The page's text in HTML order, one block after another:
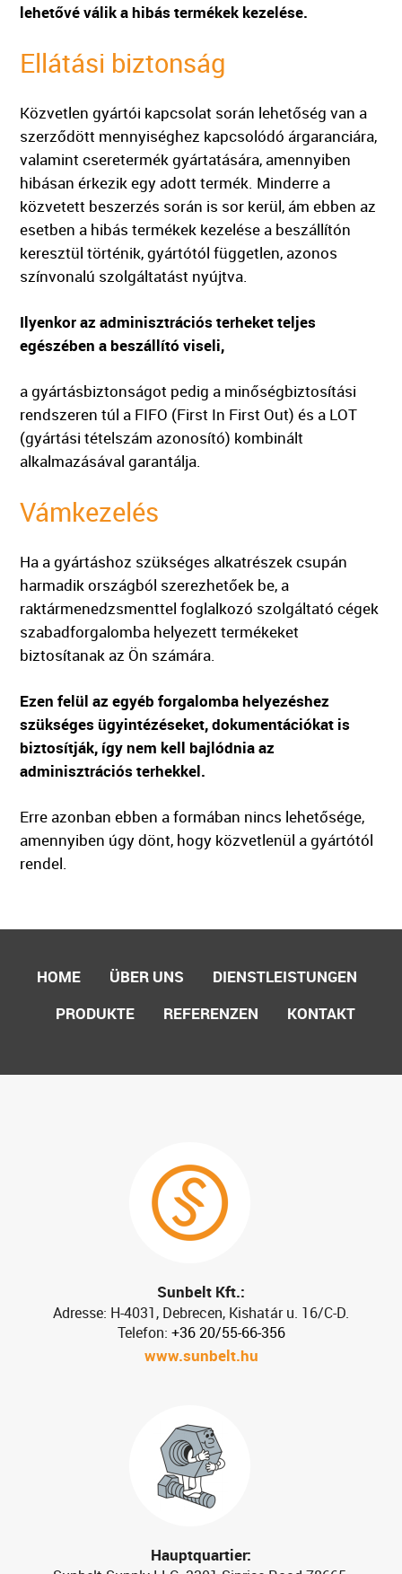
lehetővé válik a hibás termékek kezelése.
Ellátási biztonság
Közvetlen gyártói kapcsolat során lehetőség van a
szerződött mennyiséghez kapcsolódó árgaranciára,
valamint cseretermék gyártatására, amennyiben
hibásan érkezik egy adott termék. Minderre a
közvetett beszerzés során is sor kerül, ám ebben az
esetben a hibás termékek kezelése a beszállítón
keresztül történik, gyártótól független, azonos
színvonalú szolgáltatást nyújtva.
Ilyenkor az adminisztrációs terheket teljes
egészében a beszállító viseli,
a gyártásbiztonságot pedig a minőségbiztosítási
rendszeren túl a FIFO (First In First Out) és a LOT
(gyártási tételszám azonosító) kombinált
alkalmazásával garantálja.
Vámkezelés
Ha a gyártáshoz szükséges alkatrészek csupán
harmadik országból szerezhetőek be, a
raktármenedzsmenttel foglalkozó szolgáltató cégek
szabadforgalomba helyezett termékeket
biztosítanak az Ön számára.
Ezen felül az egyéb forgalomba helyezéshez
szükséges ügyintézéseket, dokumentációkat is
biztosítják, így nem kell bajlódnia az
adminisztrációs terhekkel.
Erre azonban ebben a formában nincs lehetősége,
amennyiben úgy dönt, hogy közvetlenül a gyártótól
rendel.
HOME ÜBER UNS
DIENSTLEISTUNGEN
PRODUKTE
REFERENZEN KONTAKT
Sunbelt Kft.:
Adresse: H-4031, Debrecen, Kishatár u. 16/C-D.
Telefon: +36 20/55-66-356
www.sunbelt.hu
Hauptquartier: